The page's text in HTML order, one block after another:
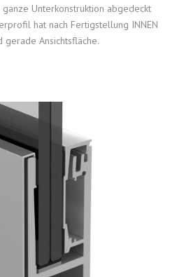
Unterkonstruktion abgedeckt
hat nach Fertigstellung INNEN
gerade Ansichtsfläche.